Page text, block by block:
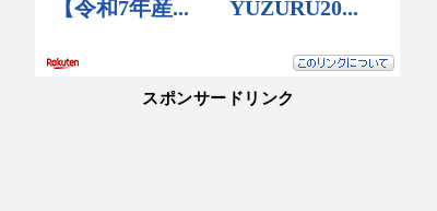
スポンサードリンク